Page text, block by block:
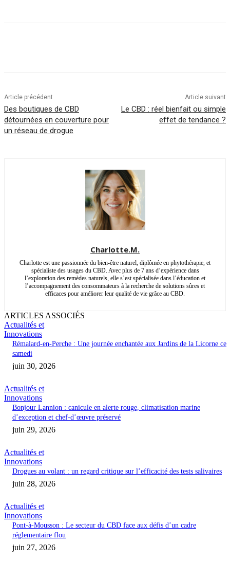
Article précédent
Des boutiques de CBD
détournées en couverture pour
un réseau de drogue
Article suivant
Le CBD : réel bienfait ou simple
effet de tendance ?
Charlotte.M.
Charlotte est une passionnée du bien-être naturel, diplômée en phytothérapie, et
spécialiste des usages du CBD. Avec plus de 7 ans d’expérience dans
l’exploration des remèdes naturels, elle s’est spécialisée dans l’éducation et
l’accompagnement des consommateurs à la recherche de solutions sûres et
efficaces pour améliorer leur qualité de vie grâce au CBD.
ARTICLES ASSOCIÉS
Actualités et
Innovations
Rémalard-en-Perche : Une journée enchantée aux Jardins de la Licorne ce
samedi
juin 30, 2026
Actualités et
Innovations
Bonjour Lannion : canicule en alerte rouge, climatisation marine
d’exception et chef-d’œuvre préservé
juin 29, 2026
Actualités et
Innovations
Drogues au volant : un regard critique sur l’efficacité des tests salivaires
juin 28, 2026
Actualités et
Innovations
Pont-à-Mousson : Le secteur du CBD face aux défis d’un cadre
réglementaire flou
juin 27, 2026